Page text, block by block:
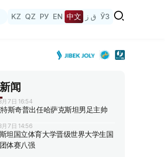
KZ QZ РУ EN 中文 ق ز ЎЗ
闻
7日 16:54
特斯奇普出任哈萨克斯坦男足主帅
7日 14:56
坦国立体育大学晋级世界大学生国
体赛八强